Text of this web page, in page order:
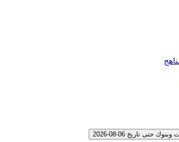
تاريخ 06-08-2026